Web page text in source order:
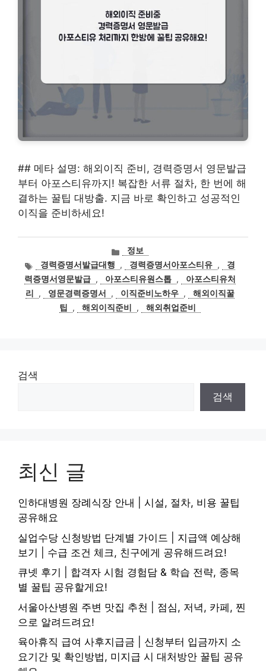
## 메타 설명: 해외이직 준비, 경력증명서 영문발급
부터 아포스티유까지! 복잡한 서류 절차, 한 번에 해
결하는 꿀팁 대방출. 지금 바로 확인하고 성공적인
이직을 준비하세요!
카
테
고
리
정보
태
그
경력증명서발급대행 , 경력증명서아포스티유 ,
경
력증명서영문발급 , 아포스티유원스톱 ,
아포스티유처
리
, 영문경력증명서 , 이직준비노하우 ,
해외이직꿀
팁
, 해외이직준비 , 해외취업준비
검색
검색
최신 글
인하대병원 장례식장 안내 | 시설, 절차, 비용 꿀팁
공유해요
실업수당 신청방법 단계별 가이드 | 지급액 예상해
보기 | 수급 조건 체크, 친구에게 공유해드려요!
큐넷 후기 | 합격자 시험 경험담 & 학습 전략, 종목
별 꿀팁 공유할게요!
서울아산병원 주변 맛집 추천 | 점심, 저녁, 카페, 찐
으로 알려드려요!
육아휴직 급여 사후지급금 | 신청부터 입금까지 소
요기간 및 확인방법, 미지급 시 대처방안 꿀팁 공유